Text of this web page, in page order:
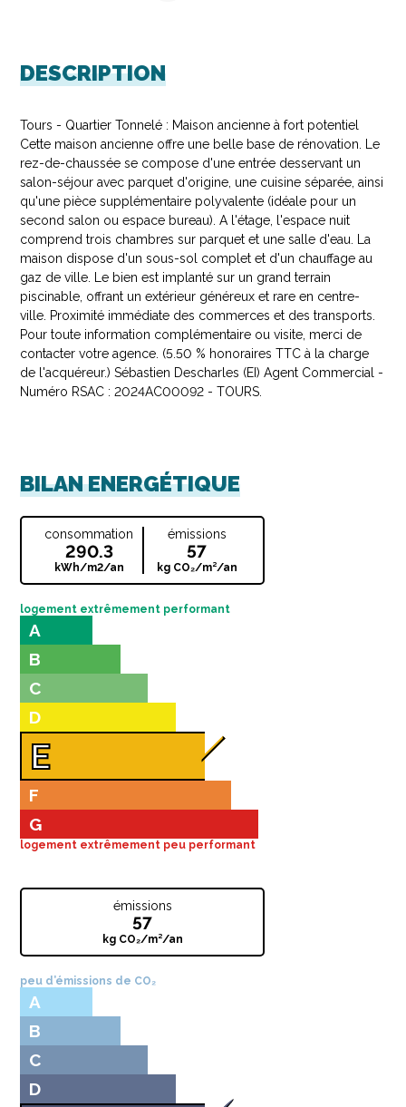
DESCRIPTION
Tours - Quartier Tonnelé : Maison ancienne à fort potentiel
Cette maison ancienne offre une belle base de rénovation. Le
rez-de-chaussée se compose d'une entrée desservant un
salon-séjour avec parquet d'origine, une cuisine séparée, ainsi
qu'une pièce supplémentaire polyvalente (idéale pour un
second salon ou espace bureau). A l'étage, l'espace nuit
comprend trois chambres sur parquet et une salle d'eau. La
maison dispose d'un sous-sol complet et d'un chauffage au
gaz de ville. Le bien est implanté sur un grand terrain
piscinable, offrant un extérieur généreux et rare en centre-
ville. Proximité immédiate des commerces et des transports.
Pour toute information complémentaire ou visite, merci de
contacter votre agence. (5.50 % honoraires TTC à la charge
de l'acquéreur.) Sébastien Descharles (EI) Agent Commercial -
Numéro RSAC : 2024AC00092 - TOURS.
BILAN ENERGÉTIQUE
consommation
290.3
kWh/m2/an
émissions
57
kg CO₂/m²/an
logement extrêmement performant
A
B
C
D
E
F
G
logement extrêmement peu performant
émissions
57
kg CO₂/m²/an
peu d’émissions de CO₂
A
B
C
D